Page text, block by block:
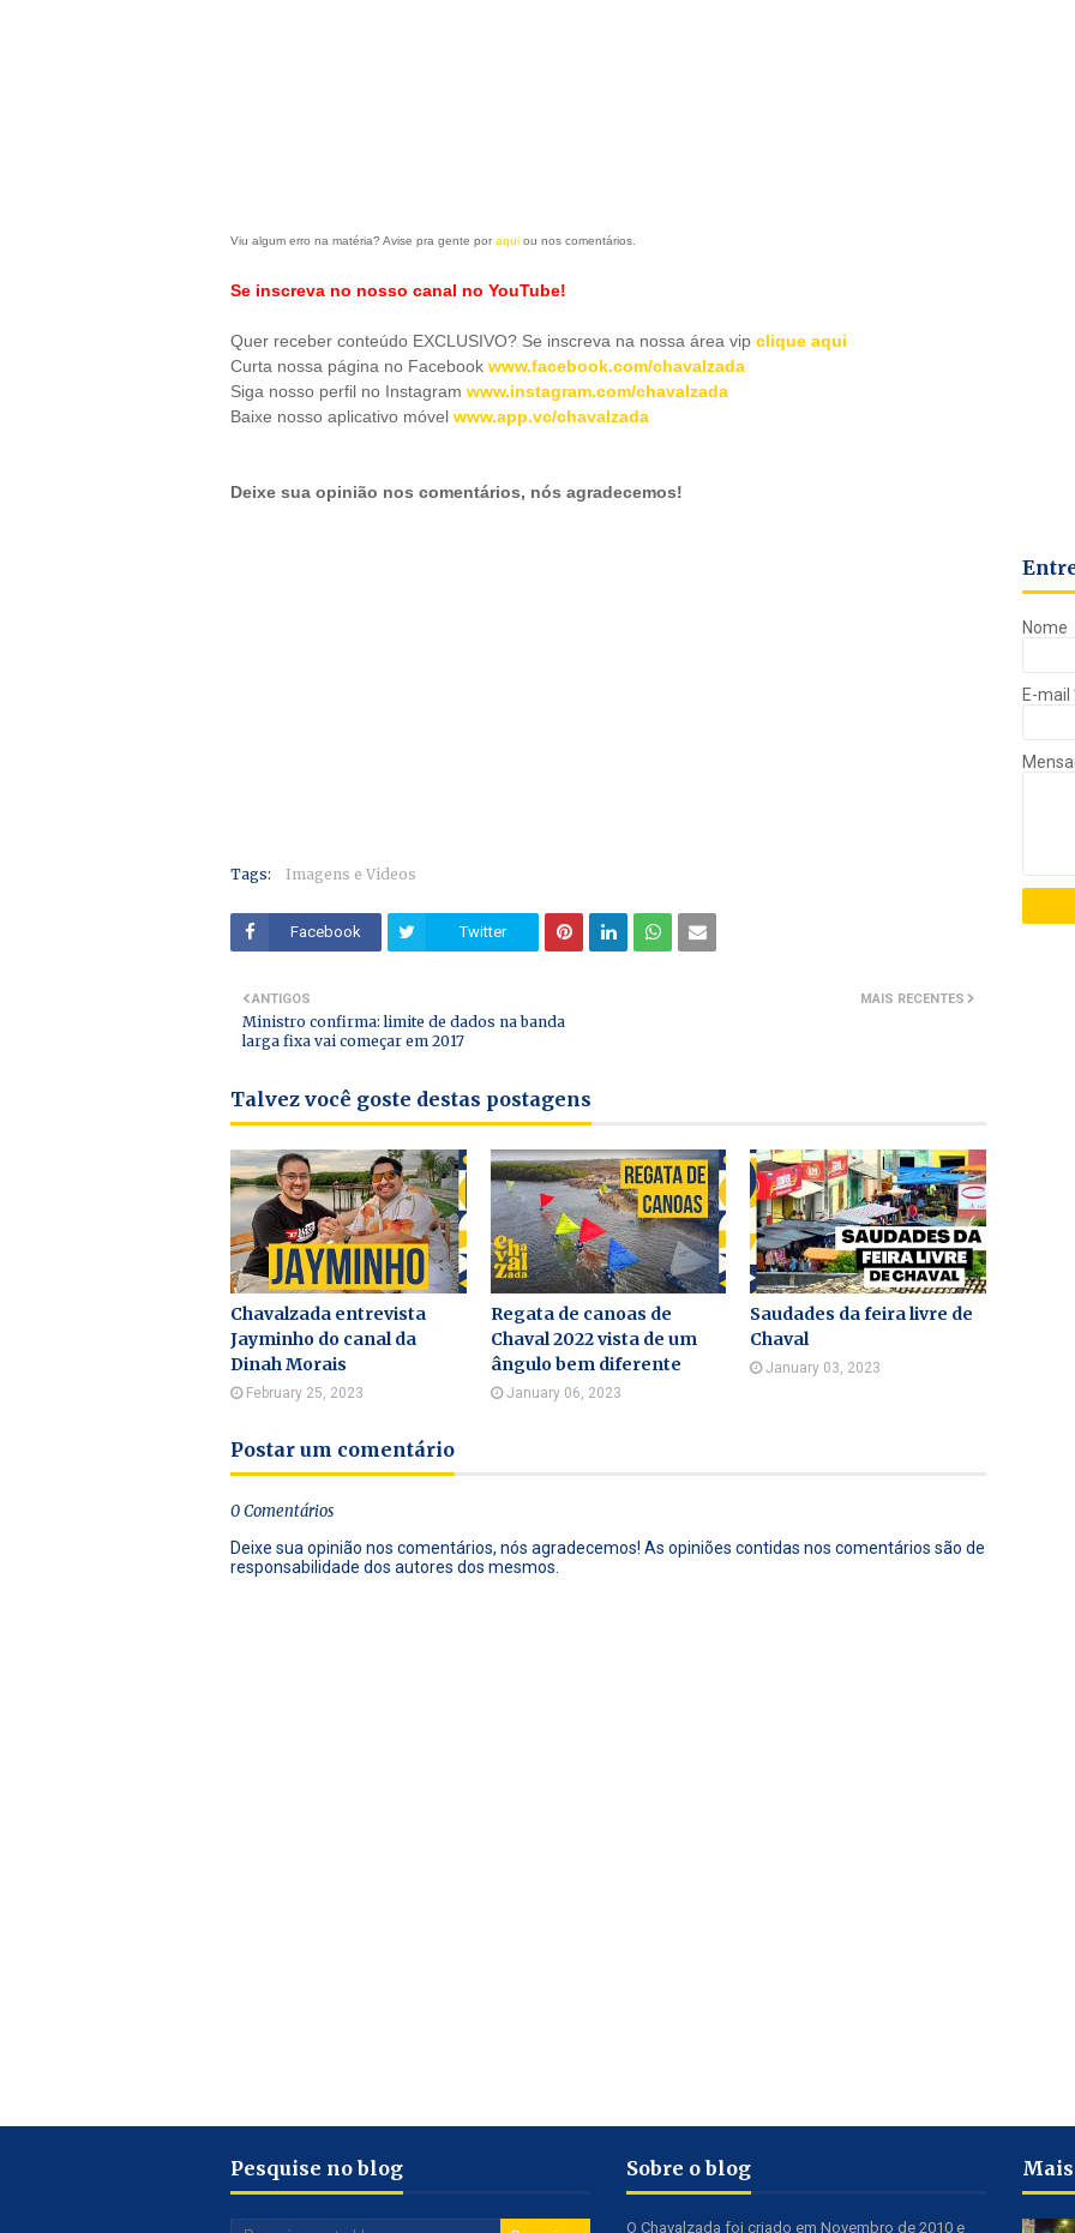
Viu algum erro na matéria? Avise pra gente por aqui ou nos comentários.
Se inscreva no nosso canal no YouTube!
Quer receber conteúdo EXCLUSIVO? Se inscreva na nossa área vip clique aqui
Curta nossa página no Facebook www.facebook.com/chavalzada
Siga nosso perfil no Instagram www.instagram.com/chavalzada
Baixe nosso aplicativo móvel www.app.vc/chavalzada
Deixe sua opinião nos comentários, nós agradecemos!
Tags: Imagens e Videos
Facebook Twitter
MAIS RECENTES
ANTIGOS
Ministro confirma: limite de dados na banda
larga fixa vai começar em 2017
Talvez você goste destas postagens
Chavalzada entrevista
Jayminho do canal da
Dinah Morais
February 25, 2023
Regata de canoas de
Chaval 2022 vista de um
ângulo bem diferente
January 06, 2023
Saudades da feira livre de
Chaval
January 03, 2023
Postar um comentário
0 Comentários
Deixe sua opinião nos comentários, nós agradecemos! As opiniões contidas nos comentários são de
responsabilidade dos autores dos mesmos.
Nome
E-mail
Pesquise no blog Sobre o blog
O Chavalzada foi criado em Novembro de 2010 e